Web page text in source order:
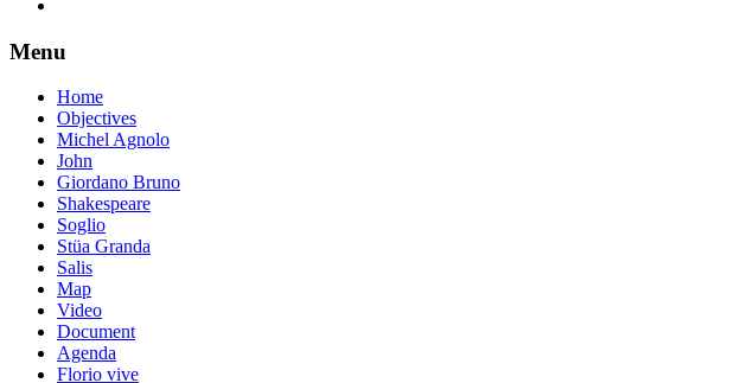
Menu
Home
Objectives
Michel Agnolo
John
Giordano Bruno
Shakespeare
Soglio
Stüa Granda
Salis
Map
Video
Document
Agenda
Florio vive